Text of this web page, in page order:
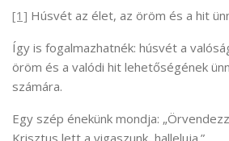
[1] Húsvét az élet, az öröm és a hit
Így is fogalmazhatnék: húsvét a
öröm és a valódi hit lehetőségének
számára.
Egy szép énekünk mondja: